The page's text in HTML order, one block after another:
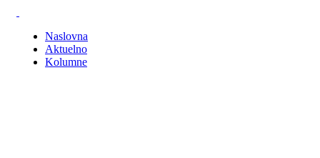
Naslovna
Aktuelno
Kolumne